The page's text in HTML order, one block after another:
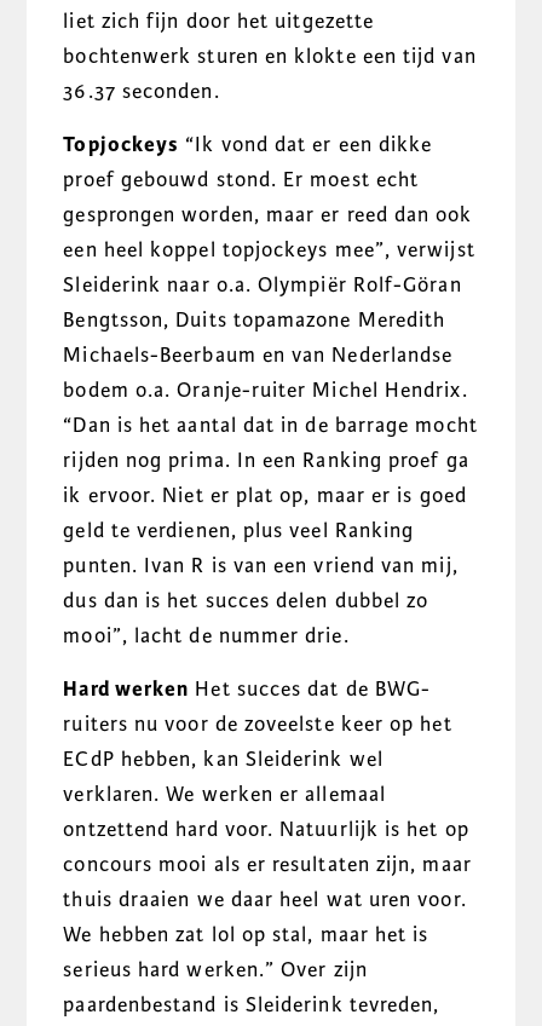
liet zich fijn door het uitgezette
bochtenwerk sturen en klokte een tijd van
36.37 seconden.
Topjockeys “Ik vond dat er een dikke
proef gebouwd stond. Er moest echt
gesprongen worden, maar er reed dan ook
een heel koppel topjockeys mee”, verwijst
Sleiderink naar o.a. Olympiër Rolf-Göran
Bengtsson, Duits topamazone Meredith
Michaels-Beerbaum en van Nederlandse
bodem o.a. Oranje-ruiter Michel Hendrix.
“Dan is het aantal dat in de barrage mocht
rijden nog prima. In een Ranking proef ga
ik ervoor. Niet er plat op, maar er is goed
geld te verdienen, plus veel Ranking
punten. Ivan R is van een vriend van mij,
dus dan is het succes delen dubbel zo
mooi”, lacht de nummer drie.
Hard werken Het succes dat de BWG-
ruiters nu voor de zoveelste keer op het
ECdP hebben, kan Sleiderink wel
verklaren. We werken er allemaal
ontzettend hard voor. Natuurlijk is het op
concours mooi als er resultaten zijn, maar
thuis draaien we daar heel wat uren voor.
We hebben zat lol op stal, maar het is
serieus hard werken.” Over zijn
paardenbestand is Sleiderink tevreden,